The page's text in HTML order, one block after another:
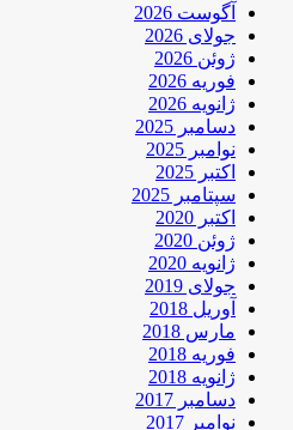
آگوست 2026
جولای 2026
ژوئن 2026
فوریه 2026
ژانویه 2026
دسامبر 2025
نوامبر 2025
اکتبر 2025
سپتامبر 2025
اکتبر 2020
ژوئن 2020
ژانویه 2020
جولای 2019
آوریل 2018
مارس 2018
فوریه 2018
ژانویه 2018
دسامبر 2017
نوامبر 2017